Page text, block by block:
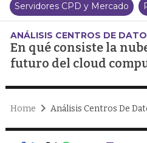
Servidores CPD y Mercado
ANÁLISIS CENTROS DE
En qué consiste la
futuro del cloud
Home Análisis Centros De